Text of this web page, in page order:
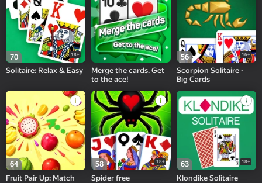
70 18+
Solitaire: Relax & Easy
Merge the cards. Get
to the ace!
56 16+
Scorpion Solitaire -
Big Cards
64
Fruit Pair Up: Match
58 18+
Spider free
63 18+
Klondike Solitaire